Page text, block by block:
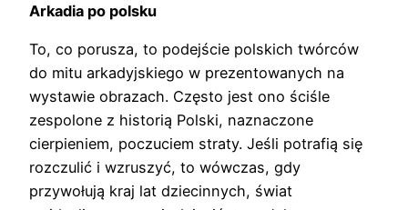
Arkadia po polsku
To, co porusza, to podejście polskich twórców
do mitu arkadyjskiego w prezentowanych na
wystawie obrazach. Często jest ono ściśle
zespolone z historią Polski, naznaczone
cierpieniem, poczuciem straty. Jeśli potrafią się
rozczulić i wzruszyć, to wówczas, gdy
przywołują kraj lat dziecinnych, świat